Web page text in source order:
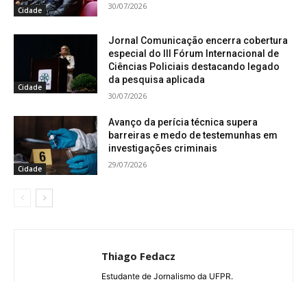
Cidade 30/07/2026
Cidade
Jornal Comunicação encerra cobertura
especial do III Fórum Internacional de
Ciências Policiais destacando legado
da pesquisa aplicada
30/07/2026
Cidade
Avanço da perícia técnica supera
barreiras e medo de testemunhas em
investigações criminais
29/07/2026
Thiago Fedacz
Estudante de Jornalismo da UFPR.